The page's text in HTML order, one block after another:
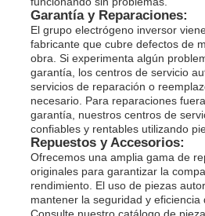
Garantía y Reparaciones:
El grupo electrógeno inversor
fabricante que cubre defectos de
obra. Si experimenta algún
garantía, los centros de servicio
servicios de reparación o
necesario. Para reparaciones
garantía, nuestros centros de
confiables y rentables utilizando
Repuestos y Accesorios:
Ofrecemos una amplia gama de
originales para garantizar la
rendimiento. El uso de piezas
mantener la seguridad y eficiencia
Consulte nuestro catálogo de